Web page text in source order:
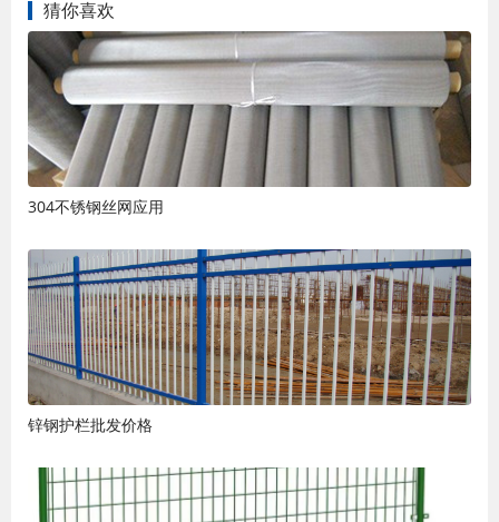
猜你喜欢
304不锈钢丝网应用
锌钢护栏批发价格